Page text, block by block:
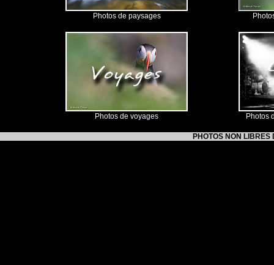
Photos de paysages
Photos de voyages Photos
PHOTOS NON